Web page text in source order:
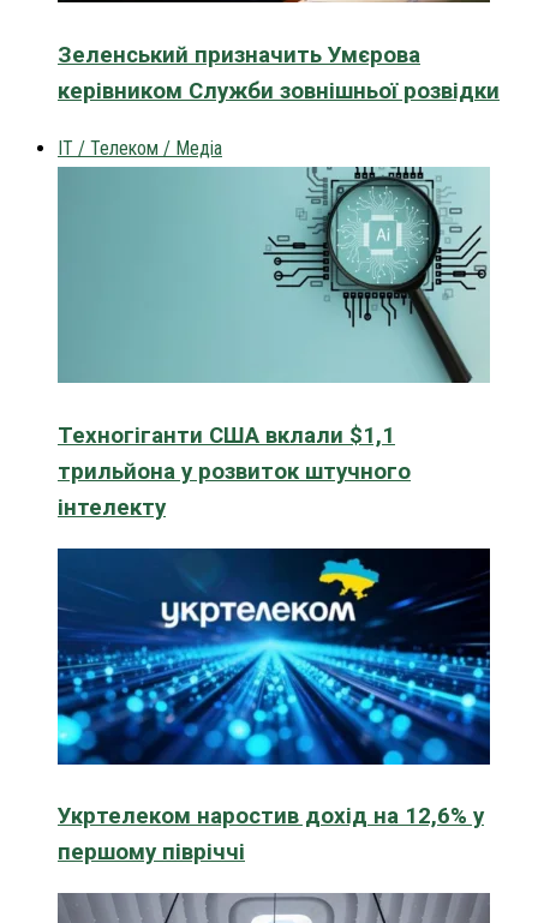
Зеленський призначить Умєрова
керівником Служби зовнішньої розвідки
IT / Телеком / Медіа
Техногіганти США вклали $1,1
трильйона у розвиток штучного
інтелекту
Укртелеком наростив дохід на 12,6% у
першому півріччі